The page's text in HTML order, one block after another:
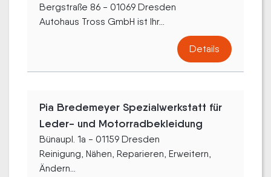
Bergstraße 86 - 01069 Dresden
Autohaus Tross GmbH ist Ihr...
Details
Pia Bredemeyer Spezialwerkstatt für
Leder- und Motorradbekleidung
Bünaupl. 1a - 01159 Dresden
Reinigung, Nähen, Reparieren, Erweitern,
Ändern...